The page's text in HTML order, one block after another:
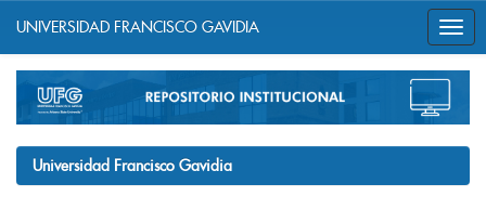
navigation
UNIVERSIDAD FRANCISCO GAVIDIA
Universidad Francisco Gavidia